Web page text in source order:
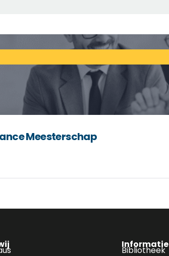
Meesterschap
Informatie
Bibliotheek